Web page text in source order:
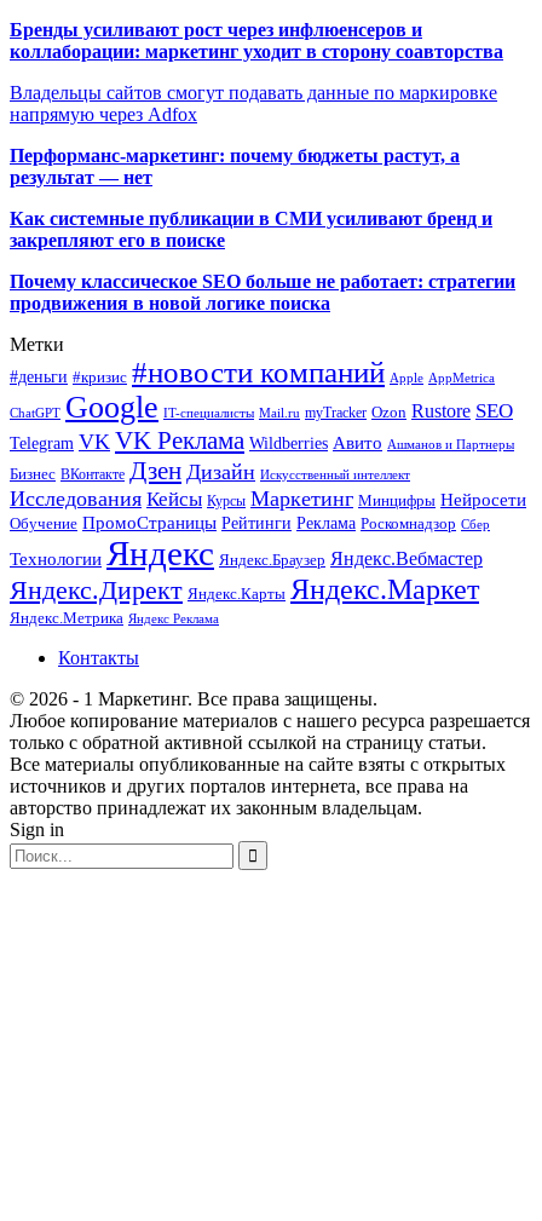
Бренды усиливают рост через инфлюенсеров и
коллаборации: маркетинг уходит в сторону соавторства
Владельцы сайтов смогут подавать данные по маркировке
напрямую через Adfox
Перформанс-маркетинг: почему бюджеты растут, а
результат — нет
Как системные публикации в СМИ усиливают бренд и
закрепляют его в поиске
Почему классическое SEO больше не работает: стратегии
продвижения в новой логике поиска
Метки
#деньги #кризис #новости компаний Apple AppMetrica
ChatGPT Google IT-специалисты Mail.ru myTracker Ozon Rustore SEO
Telegram VK VK Реклама Wildberries Авито Ашманов и Партнеры
Бизнес ВКонтакте Дзен Дизайн Искусственный интеллект
Исследования Кейсы Курсы Маркетинг Минцифры Нейросети
Обучение ПромоСтраницы Рейтинги Реклама Роскомнадзор Сбер
Технологии Яндекс Яндекс.Браузер Яндекс.Вебмастер
Яндекс.Директ Яндекс.Карты Яндекс.Маркет
Яндекс.Метрика Яндекс Реклама
Контакты
© 2026 - 1 Маркетинг. Все права защищены.
Любое копирование материалов с нашего ресурса разрешается
только с обратной активной ссылкой на страницу статьи.
Все материалы опубликованные на сайте взяты с открытых
источников и других порталов интернета, все права на
авторство принадлежат их законным владельцам.
Sign in